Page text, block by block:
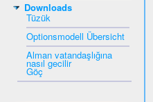
Downloads
Tüzük
Optionsmodell Übersicht
Alman vatandaşlığına
nasıl gecilir
Göç